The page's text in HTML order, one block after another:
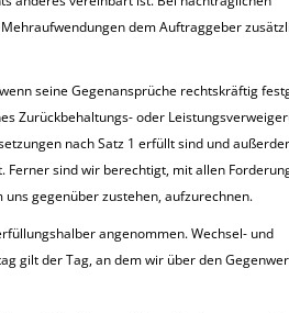
dem Auftraggeber
seine Gegenansprüche rechtskräftig
Zurückbehaltungs- oder
nach Satz 1 erfüllt sind und
sind wir berechtigt, mit allen
gegenüber zustehen, aufzurechnen.
angenommen. Wechsel- und
gilt der Tag, an dem wir über den